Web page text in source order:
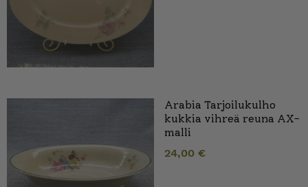
Arabia Tarjoilukulho
kukkia vihreä reuna AX-
malli
24,00 €